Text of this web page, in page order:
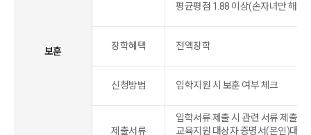
보훈
평균평점 1.88 이상(손자녀만 해당)
장학혜택 전액장학
신청방법 입학지원 시 보훈 여부 체크
제출서류
입학서류 제출 시 관련 서류 제출
교육지원 대상자 증명서(본인)대